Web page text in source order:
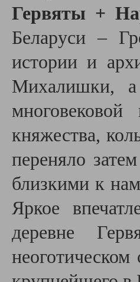
Гервяты +
Беларуси –
истории и
Михалишки,
княжества,
переняло
близкими к
Яркое
деревне